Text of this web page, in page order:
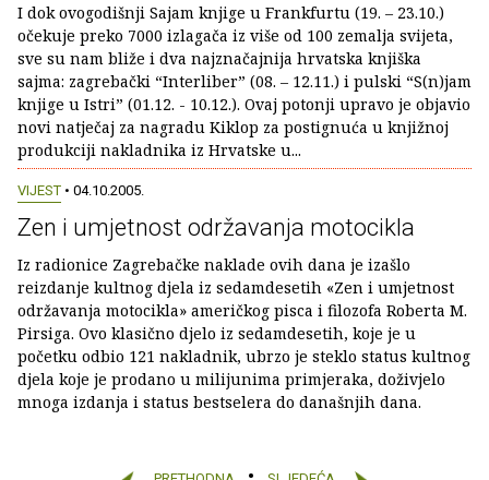
I dok ovogodišnji Sajam knjige u Frankfurtu (19. – 23.10.)
očekuje preko 7000 izlagača iz više od 100 zemalja svijeta,
sve su nam bliže i dva najznačajnija hrvatska knjiška
sajma: zagrebački “Interliber” (08. – 12.11.) i pulski “S(n)jam
knjige u Istri” (01.12. - 10.12.). Ovaj potonji upravo je objavio
novi natječaj za nagradu Kiklop za postignuća u knjižnoj
produkciji nakladnika iz Hrvatske u...
VIJEST • 04.10.2005.
Zen i umjetnost održavanja motocikla
Iz radionice Zagrebačke naklade ovih dana je izašlo
reizdanje kultnog djela iz sedamdesetih «Zen i umjetnost
održavanja motocikla» američkog pisca i filozofa Roberta M.
Pirsiga. Ovo klasično djelo iz sedamdesetih, koje je u
početku odbio 121 nakladnik, ubrzo je steklo status kultnog
djela koje je prodano u milijunima primjeraka, doživjelo
mnoga izdanja i status bestselera do današnjih dana.